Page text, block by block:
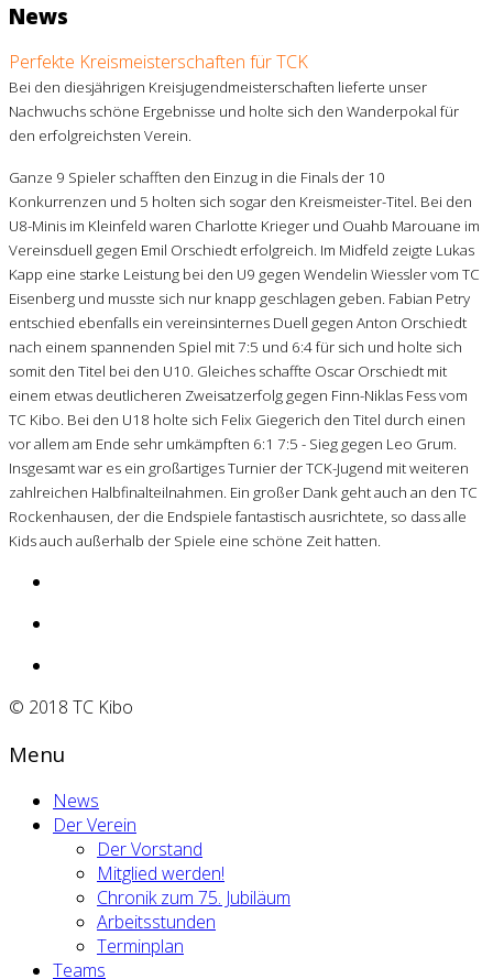
News
Perfekte Kreismeisterschaften für TCK
Bei den diesjährigen Kreisjugendmeisterschaften lieferte unser
Nachwuchs schöne Ergebnisse und holte sich den Wanderpokal für
den erfolgreichsten Verein.
Ganze 9 Spieler schafften den Einzug in die Finals der 10
Konkurrenzen und 5 holten sich sogar den Kreismeister-Titel. Bei den
U8-Minis im Kleinfeld waren Charlotte Krieger und Ouahb Marouane im
Vereinsduell gegen Emil Orschiedt erfolgreich. Im Midfeld zeigte Lukas
Kapp eine starke Leistung bei den U9 gegen Wendelin Wiessler vom TC
Eisenberg und musste sich nur knapp geschlagen geben. Fabian Petry
entschied ebenfalls ein vereinsinternes Duell gegen Anton Orschiedt
nach einem spannenden Spiel mit 7:5 und 6:4 für sich und holte sich
somit den Titel bei den U10. Gleiches schaffte Oscar Orschiedt mit
einem etwas deutlicheren Zweisatzerfolg gegen Finn-Niklas Fess vom
TC Kibo. Bei den U18 holte sich Felix Giegerich den Titel durch einen
vor allem am Ende sehr umkämpften 6:1 7:5 - Sieg gegen Leo Grum.
Insgesamt war es ein großartiges Turnier der TCK-Jugend mit weiteren
zahlreichen Halbfinalteilnahmen. Ein großer Dank geht auch an den TC
Rockenhausen, der die Endspiele fantastisch ausrichtete, so dass alle
Kids auch außerhalb der Spiele eine schöne Zeit hatten.
© 2018 TC Kibo
Menu
News
Der Verein
Der Vorstand
Mitglied werden!
Chronik zum 75. Jubiläum
Arbeitsstunden
Terminplan
Teams